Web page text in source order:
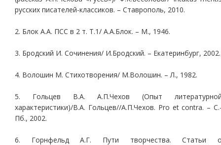
русских писателей-классиков. – Ставрополь, 2010.
2. Блок А.А. ПСС в 2 т. Т.1/ А.А.Блок. – М., 1946.
3. Бродский И. Сочинения/ И.Бродский. – Екатеринбург, 2002.
4. Волошин М. Стихотворения/ М.Волошин. – Л., 1982.
5. Гольцев В.А. А.П.Чехов (Опыт
характеристики)/В.А. Гольцев//А.П.Чехов. Pro et contra. –
Пб., 2002.
6. Горнфельд А.Г. Пути творчества. Статьи